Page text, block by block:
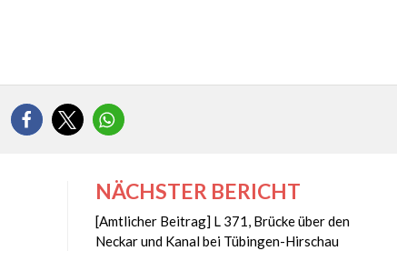
NÄCHSTER BERICHT
[Amtlicher Beitrag] L 371, Brücke über den
Neckar und Kanal bei Tübingen-Hirschau